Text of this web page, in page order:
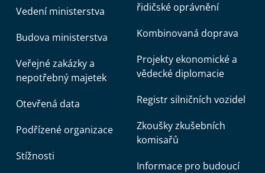
Vedení ministerstva
Budova ministerstva
Veřejné zakázky a
nepotřebný majetek
Otevřená data
Podřízené organizace
Stížnosti
řidičské oprávnění
Kombinovaná doprava
Projekty ekonomické a
vědecké diplomacie
Registr silničních vozidel
Zkoušky zkušebních
komisařů
Informace pro budoucí